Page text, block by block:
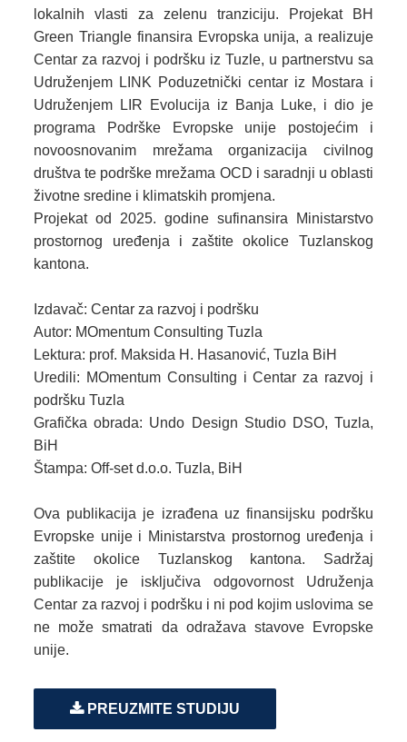
lokalnih vlasti za zelenu tranziciju. Projekat BH
Green Triangle finansira Evropska unija, a realizuje
Centar za razvoj i podršku iz Tuzle, u partnerstvu sa
Udruženjem LINK Poduzetnički centar iz Mostara i
Udruženjem LIR Evolucija iz Banja Luke, i dio je
programa Podrške Evropske unije postojećim i
novoosnovanim mrežama organizacija civilnog
društva te podrške mrežama OCD i saradnji u oblasti
životne sredine i klimatskih promjena.
Projekat od 2025. godine sufinansira Ministarstvo
prostornog uređenja i zaštite okolice Tuzlanskog
kantona.
Izdavač: Centar za razvoj i podršku
Autor: MOmentum Consulting Tuzla
Lektura: prof. Maksida H. Hasanović, Tuzla BiH
Uredili: MOmentum Consulting i Centar za razvoj i
podršku Tuzla
Grafička obrada: Undo Design Studio DSO, Tuzla,
BiH
Štampa: Off-set d.o.o. Tuzla, BiH
Ova publikacija je izrađena uz finansijsku podršku
Evropske unije i Ministarstva prostornog uređenja i
zaštite okolice Tuzlanskog kantona. Sadržaj
publikacije je isključiva odgovornost Udruženja
Centar za razvoj i podršku i ni pod kojim uslovima se
ne može smatrati da odražava stavove Evropske
unije.
PREUZMITE STUDIJU